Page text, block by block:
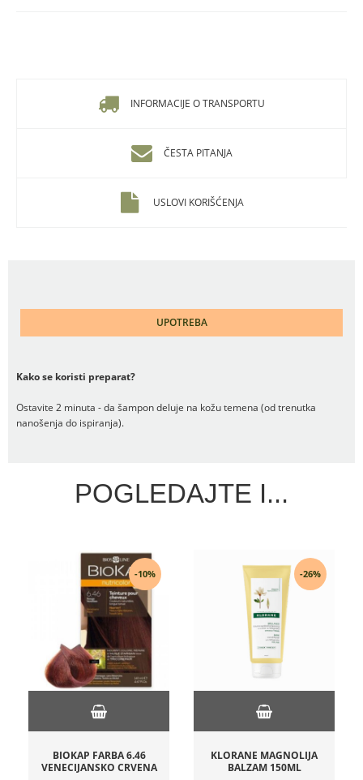
INFORMACIJE O TRANSPORTU
ČESTA PITANJA
USLOVI KORIŠĆENJA
UPOTREBA
Kako se koristi preparat?
Ostavite 2 minuta - da šampon deluje na kožu temena (od trenutka
nanošenja do ispiranja).
POGLEDAJTE I...
-10%
BIOKAP FARBA 6.46
VENECIJANSKO CRVENA
-26%
KLORANE MAGNOLIJA
BALZAM 150ML